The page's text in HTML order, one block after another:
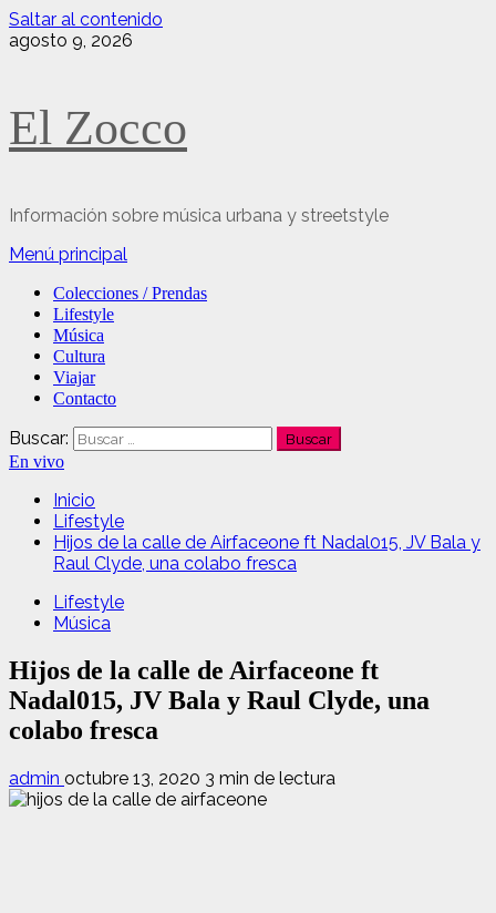
Saltar al contenido
agosto 9, 2026
El Zocco
Información sobre música urbana y streetstyle
Menú principal
Colecciones / Prendas
Lifestyle
Música
Cultura
Viajar
Contacto
Buscar:
En vivo
Inicio
Lifestyle
Hijos de la calle de Airfaceone ft Nadal015, JV Bala y
Raul Clyde, una colabo fresca
Lifestyle
Música
Hijos de la calle de Airfaceone ft
Nadal015, JV Bala y Raul Clyde, una
colabo fresca
admin octubre 13, 2020 3 min de lectura